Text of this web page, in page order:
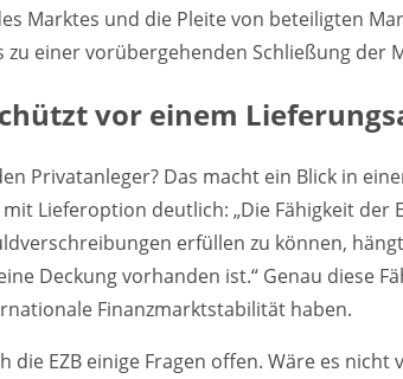
Marktes und die Pleite von beteiligten
einer vorübergehenden Schließung der
vor einem
Privatanleger? Das macht ein Blick in
Lieferoption deutlich: „Die Fähigkeit der
erfüllen zu können,
Deckung vorhanden ist.“ Genau diese
Finanzmarktstabilität haben.
EZB einige Fragen offen. Wäre es nicht